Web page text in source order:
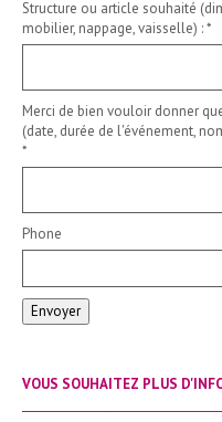
Structure ou article souhaité
mobilier, nappage, vaisselle) :*
Merci de bien vouloir donner
(date, durée de l'événement,
*
Phone
Envoyer
VOUS SOUHAITEZ PLUS